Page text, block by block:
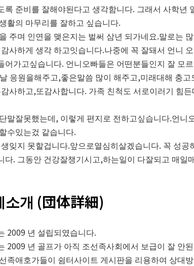
록 준비를 잘해야된다고 생각함니다. 그래서 사학년
활의 마무리를 잘하고 싶습니다.
주며 인연을 맺은지는 벌써 삼년 되가네요.말로는
사하게 생각 하고잇습니다.나중에 꼭 잘돼서 언니
어가고싶습니다. 언니오빠들은 어떤분들인지 잘 모
응원을해주고,좋은말씀 많이 해주고,미래대해 충고
사하고,또감사합니다. 가족 친척도 서로이러기 힘
말잘못했는데, 이렇게 편지로 전하고싶습니다.언니
수있는겄 같습니다.
잊지 못할겁니다.앞으로열심히살겠습니다. 꼭 성
다. 그동안 건강잘챙기시고,하는일이 다잘되고 매일
소개 (団体詳細)
2009 년 설립되였습니다.
2009 년 골프가 아직 조선족사회에서 보급이 잘 안
족애호가들이 쉼터사이트 게시판을 리용하여 상대